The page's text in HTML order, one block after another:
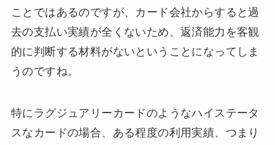
ことではあるのですが、カード会社からすると過
去の支払い実績が全くないため、返済能力を客観
的に判断する材料がないということになってしま
うのですね。
特にラグジュアリーカードのようなハイステータ
スなカードの場合、ある程度の利用実績、つまり